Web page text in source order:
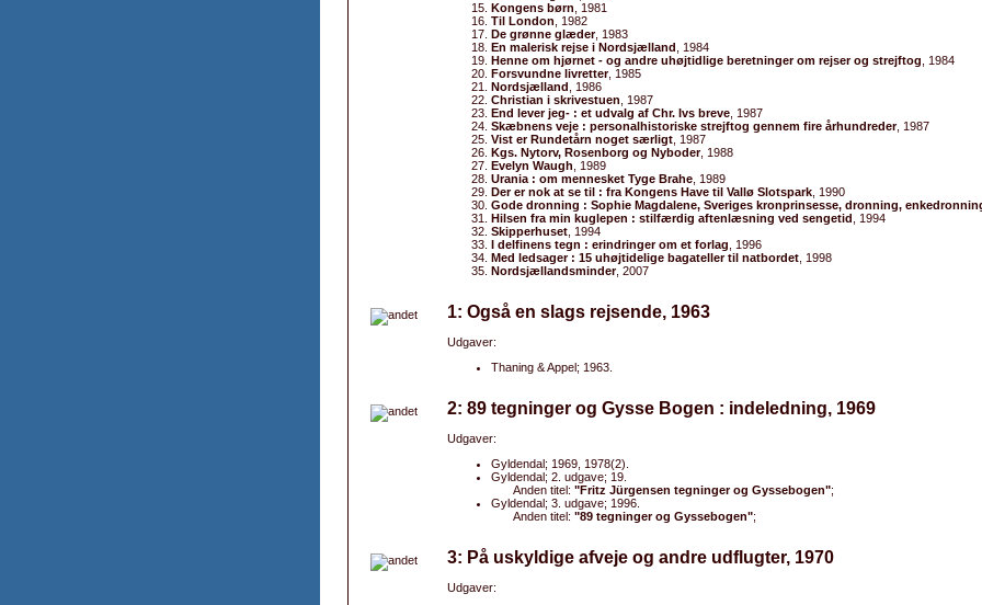
Kongens børn , 1981
Til London , 1982
De grønne glæder, 1983
En malerisk rejse i Nordsjælland , 1984
Henne om hjørnet - og andre uhøjtidlige beretninger om rejser og strejftog , 1984
Forsvundne livretter, 1985
Nordsjælland , 1986
Christian i skrivestuen , 1987
End lever jeg- : et udvalg af Chr. Ivs breve , 1987
Skæbnens veje : personalhistoriske strejftog gennem fire århundreder, 1987
Vist er Rundetårn noget særligt , 1987
Kgs. Nytorv, Rosenborg og Nyboder, 1988
Evelyn Waugh , 1989
Urania : om mennesket Tyge Brahe , 1989
Der er nok at se til : fra Kongens Have til Vallø Slotspark , 1990
Gode dronning : Sophie Magdalene, Sveriges kronprinsesse, dronning,
Hilsen fra min kuglepen : stilfærdig aftenlæsning ved sengetid , 1994
Skipperhuset , 1994
I delfinens tegn : erindringer om et forlag , 1996
Med ledsager : 15 uhøjtidelige bagateller til natbordet , 1998
Nordsjællandsminder, 2007
1: Også en slags rejsende, 1963
Udgaver:
Thaning & Appel; 1963.
2: 89 tegninger og Gysse Bogen : indeledning, 1969
Udgaver:
Gyldendal; 1969, 1978(2).
Gyldendal; 2. udgave; 19.
Anden titel: "Fritz Jürgensen tegninger og Gyssebogen";
Gyldendal; 3. udgave; 1996.
Anden titel: "89 tegninger og Gyssebogen";
3: På uskyldige afveje og andre udflugter, 1970
Udgaver: